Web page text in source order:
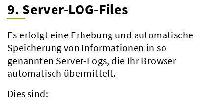
9. Server-LOG-Files
Es erfolgt eine Erhebung und automatische
Speicherung von Informationen in so
genannten Server-Logs, die Ihr Browser
automatisch übermittelt.
Dies sind: